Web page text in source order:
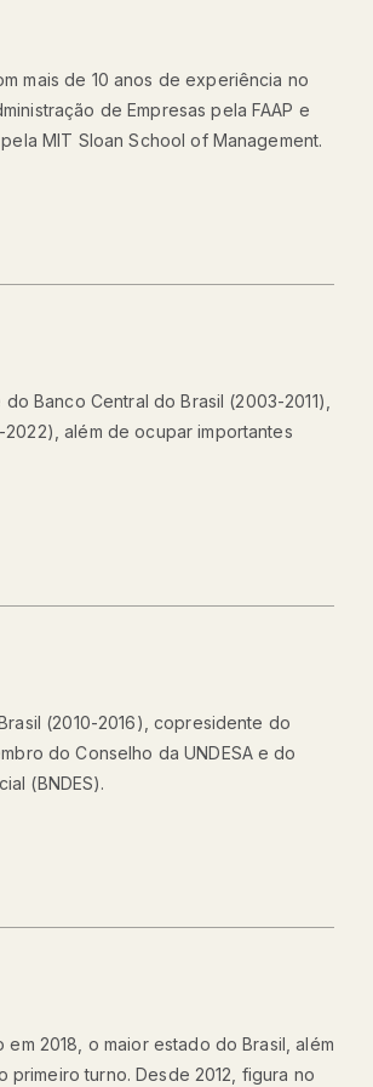
mais de 10 anos de experiência no
de Empresas pela FAAP e
MIT Sloan School of Management.
Banco Central do Brasil (2003-2011),
além de ocupar importantes
(2010-2016), copresidente do
do Conselho da UNDESA e do
(BNDES).
2018, o maior estado do Brasil, além
turno. Desde 2012, figura no